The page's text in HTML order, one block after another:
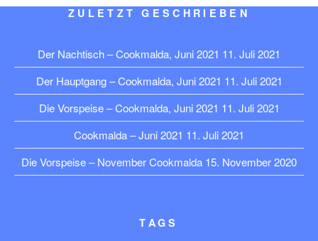
ZULETZT GESCHRIEBEN
Der Nachtisch – Cookmalda, Juni 2021 11. Juli 2021
Der Hauptgang – Cookmalda, Juni 2021 11. Juli 2021
Die Vorspeise – Cookmalda, Juni 2021 11. Juli 2021
Cookmalda – Juni 2021 11. Juli 2021
Die Vorspeise – November Cookmalda 15. November 2020
TAGS